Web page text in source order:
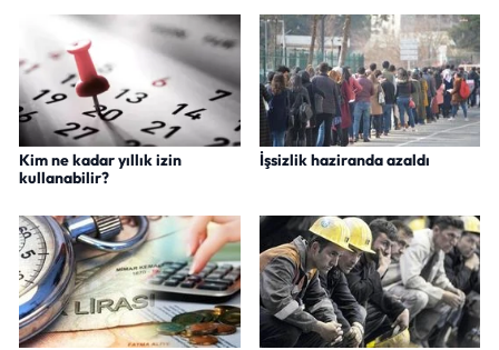
Kim ne kadar yıllık izin
kullanabilir?
İşsizlik haziranda azaldı